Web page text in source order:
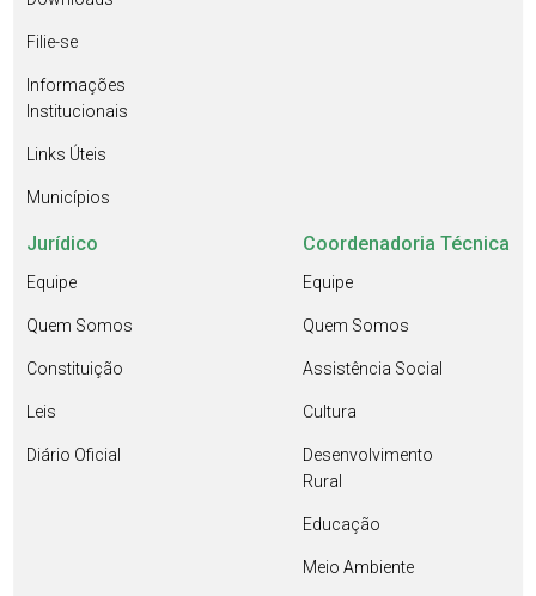
Filie-se
Informações
Institucionais
Links Úteis
Municípios
Jurídico
Equipe
Quem Somos
Constituição
Leis
Diário Oficial
Coordenadoria Técnica
Equipe
Quem Somos
Assistência Social
Cultura
Desenvolvimento
Rural
Educação
Meio Ambiente